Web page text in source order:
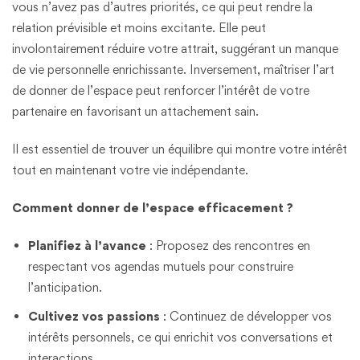
vous n’avez pas d’autres priorités, ce qui peut rendre la
relation prévisible et moins excitante. Elle peut
involontairement réduire votre attrait, suggérant un manque
de vie personnelle enrichissante. Inversement, maîtriser l’art
de donner de l’espace peut renforcer l’intérêt de votre
partenaire en favorisant un attachement sain.
Il est essentiel de trouver un équilibre qui montre votre intérêt
tout en maintenant votre vie indépendante.
Comment donner de l’espace efficacement ?
Planifiez à l’avance : Proposez des rencontres en
respectant vos agendas mutuels pour construire
l’anticipation.
Cultivez vos passions : Continuez de développer vos
intérêts personnels, ce qui enrichit vos conversations et